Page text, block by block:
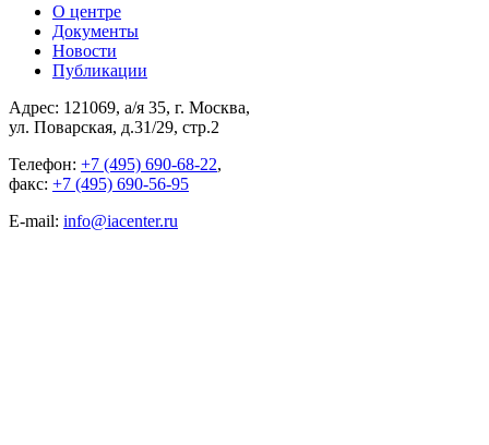
О центре
Документы
Новости
Публикации
Адрес: 121069, а/я 35, г. Москва,
ул. Поварская, д.31/29, стр.2
Телефон: +7 (495) 690-68-22,
факс: +7 (495) 690-56-95
E-mail: info@iacenter.ru